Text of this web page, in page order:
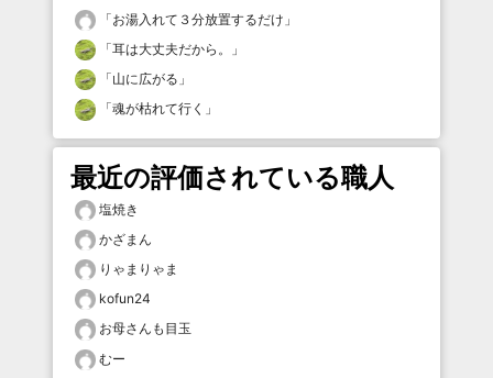
「お湯入れて３分放置するだけ 」
「耳は大丈夫だから。
」
「山に広がる 」
「魂が枯れて行く 」
最近の評価されている職人
塩焼き
かざまん
りゃまりゃま
kofun24
お母さんも目玉
むー